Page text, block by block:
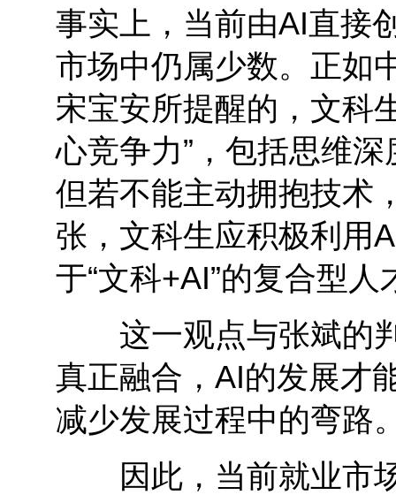
事实上，当前由AI直接
市场中仍属少数。正如
宋宝安所提醒的，文科
心竞争力”，包括思维
但若不能主动拥抱技术
张，文科生应积极利用
于“文科+AI”的复合型人
这一观点与张斌的判
真正融合，AI的发展才
减少发展过程中的弯路
因此，当前就业市场